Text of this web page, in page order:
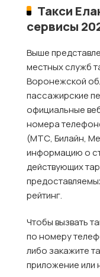
Такси
сервисы
Выше
местных служб
Воронежской
пассажирские
официальные
номера
(МТС, Билайн,
информацию о
действующих
рейтинг.
Чтобы вызвать
по номеру
либо закажите
приложение или